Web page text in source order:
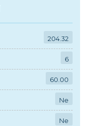
204.32
6
60.00
Ne
Ne